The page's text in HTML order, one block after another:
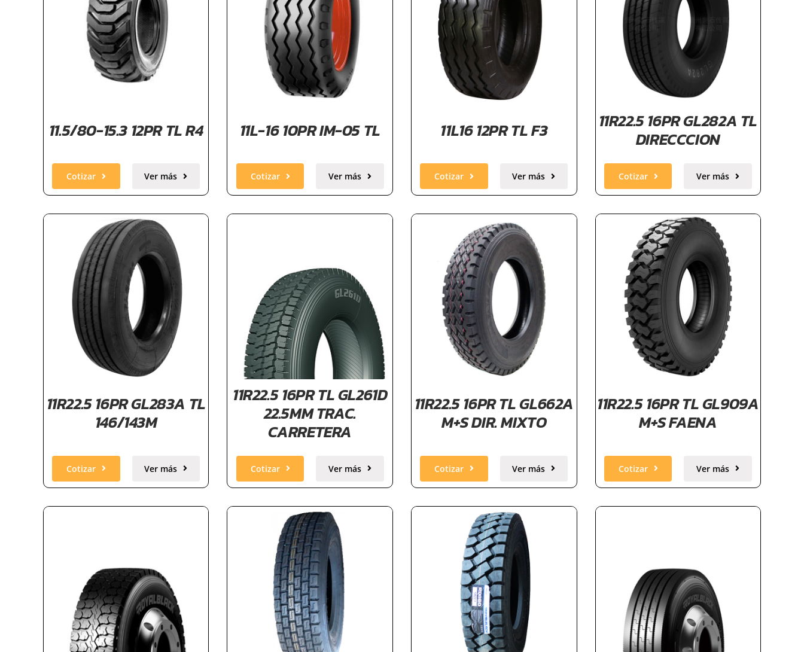
11.5/80-15.3 12PR TL R4
Cotizar Ver más
11L-16 10PR IM-05 TL
Cotizar Ver más
11L16 12PR TL F3
Cotizar Ver más
11R22.5 16PR GL282A TL
DIRECCCION
Cotizar Ver más
11R22.5 16PR GL283A TL
146/143M
Cotizar Ver más
11R22.5 16PR TL GL261D
22.5MM TRAC.
CARRETERA
Cotizar Ver más
11R22.5 16PR TL GL662A
M+S DIR. MIXTO
Cotizar Ver más
11R22.5 16PR TL GL909A
M+S FAENA
Cotizar Ver más